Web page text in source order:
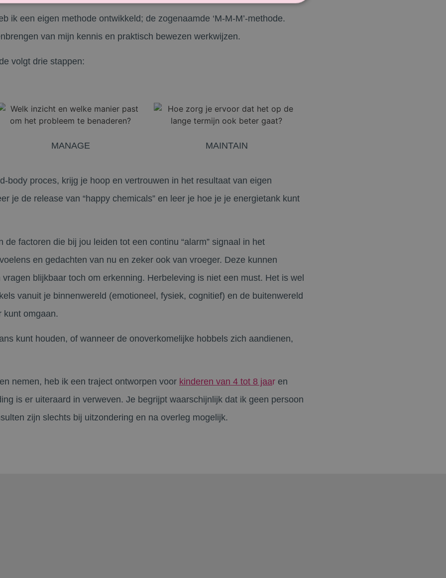
ik een eigen methode ontwikkeld; de zogenaamde ‘M-M-M’-methode.
van mijn kennis en praktisch bewezen werkwijzen.
volgt drie stappen:
MANAGE
MAINTAIN
body proces, krijg je hoop en vertrouwen in het resultaat van eigen
je de release van “happy chemicals” en leer je hoe je je energietank kunt
de factoren die bij jou leiden tot een continu “alarm” signaal in het
en gedachten van nu en zeker ook van vroeger. Deze kunnen
blijkbaar toch om erkenning. Herbeleving is niet een must. Het is wel
vanuit je binnenwereld (emotioneel, fysiek, cognitief) en de buitenwereld
kunt omgaan.
kunt houden, of wanneer de onoverkomelijke hobbels zich aandienen,
nemen, heb ik een traject ontworpen voor kinderen van 4 tot 8 jaar en
is er uiteraard in verweven. Je begrijpt waarschijnlijk dat ik geen persoon
zijn slechts bij uitzondering en na overleg mogelijk.